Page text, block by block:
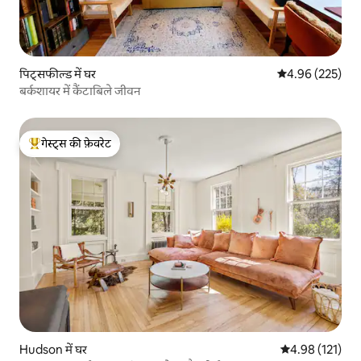
पिट्सफील्ड में घर औसत रेटिंग 5 में से
4.96 (225)
बर्कशायर में कैंटाबिले जीवन
गेस्ट्स का टॉप फ़ेवरेट
गेस्ट्स की फ़ेवरेट
Hudson में घर औसत रेटिंग 5 में से
4.98 (121)